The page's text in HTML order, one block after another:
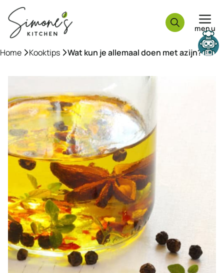
naar
inhoud
menu
Home »Kooktips »Wat kun je allemaal doen met azijn?
Need help?